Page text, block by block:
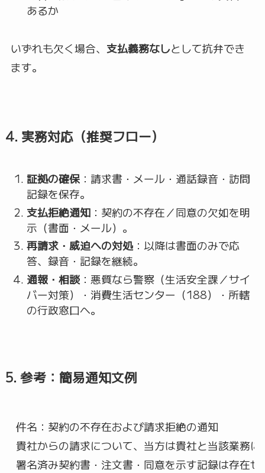
あるか
いずれも欠く場合、 支払義務なしとして抗弁でき
ます。
4. 実務対応（推奨フロー）
証拠の確保：請求書・メール・通話録音・訪問
記録を保存。
支払拒絶通知：契約の不存在／同意の欠如を明
示（書面・メール）。
再請求・威迫への対処：以降は書面のみで応
答、録音・記録を継続。
通報・相談：悪質なら警察（生活安全課／サイ
バー対策）・消費生活センター（188）・所轄
の行政窓口へ。
5. 参考：簡易通知文例
件名：契約の不存在および請求拒絶の通知
貴社からの請求について、当方は貴社と当該業務
署名済み契約書・注文書・同意を示す記録は存在